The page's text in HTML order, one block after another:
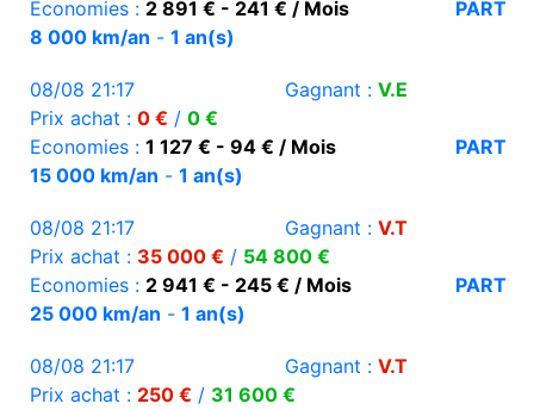
Economies : 2 891 € - 241 € / Mois
PART
8 000 km/an - 1 an(s)
08/08 21:17 Gagnant : V.E
Prix achat : 0 € / 0 €
Economies : 1 127 € - 94 € / Mois
PART
15 000 km/an - 1 an(s)
08/08 21:17 Gagnant : V.T
Prix achat : 35 000 € / 54 800 €
Economies : 2 941 € - 245 € / Mois
PART
25 000 km/an - 1 an(s)
08/08 21:17 Gagnant : V.T
Prix achat : 250 € / 31 600 €